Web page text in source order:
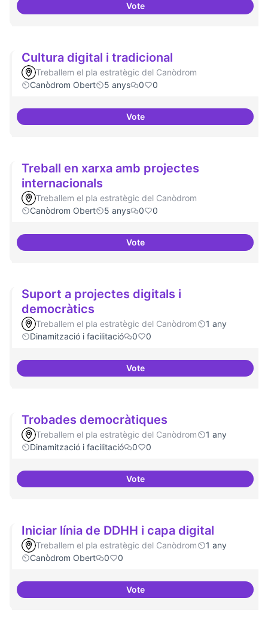
VoteModel exportable - guifinet a
Cultura digital i tradicional
Treballem el pla estratègic del Canòdrom
Canòdrom Obert
5 anys 0 0
VoteCultura digital i tradicional
Treball en xarxa amb projectes
internacionals
Treballem el pla estratègic del Canòdrom
Canòdrom Obert
5 anys 0 0
VoteTreball en xarxa amb projectes
Suport a projectes digitals i
democràtics
Treballem el pla estratègic del Canòdrom
1 any
Dinamització i facilitació
0 0
VoteSuport a projectes digitals i
Trobades democràtiques
Treballem el pla estratègic del Canòdrom
1 any
Dinamització i facilitació
0 0
VoteTrobades democràtiques
Iniciar línia de DDHH i capa digital
Treballem el pla estratègic del Canòdrom
1 any
Canòdrom Obert
0 0
VoteIniciar línia de DDHH i capa